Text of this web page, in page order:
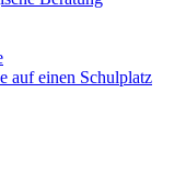
auf einen Schulplatz